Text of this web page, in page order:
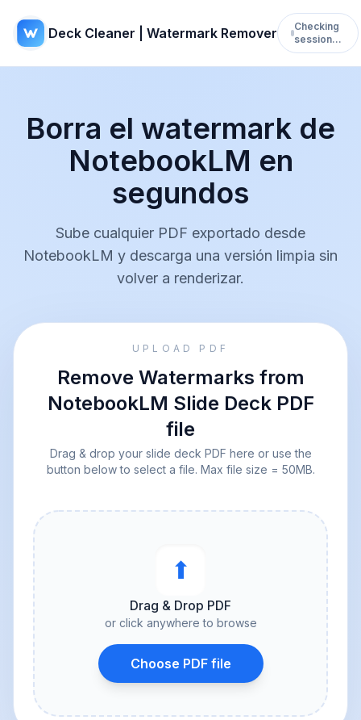
Deck Cleaner | Watermark Remover
Checking
session…
Borra el watermark de
NotebookLM en
segundos
Sube cualquier PDF exportado desde
NotebookLM y descarga una versión limpia sin
volver a renderizar.
UPLOAD PDF
Remove Watermarks from
NotebookLM Slide Deck PDF
file
Drag & drop your slide deck PDF here or use the
button below to select a file. Max file size = 50MB.
⬆︎
Drag & Drop PDF
or click anywhere to browse
Choose PDF file